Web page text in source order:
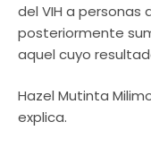
del VIH a personas
posteriormente
aquel cuyo
Hazel Mutinta
explica.